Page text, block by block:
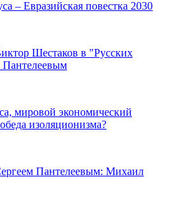
– Евразийская повестка 2030
Шестаков в "Русских
Пантелеевым
мировой экономический
изоляционизма?
Пантелеевым: Михаил